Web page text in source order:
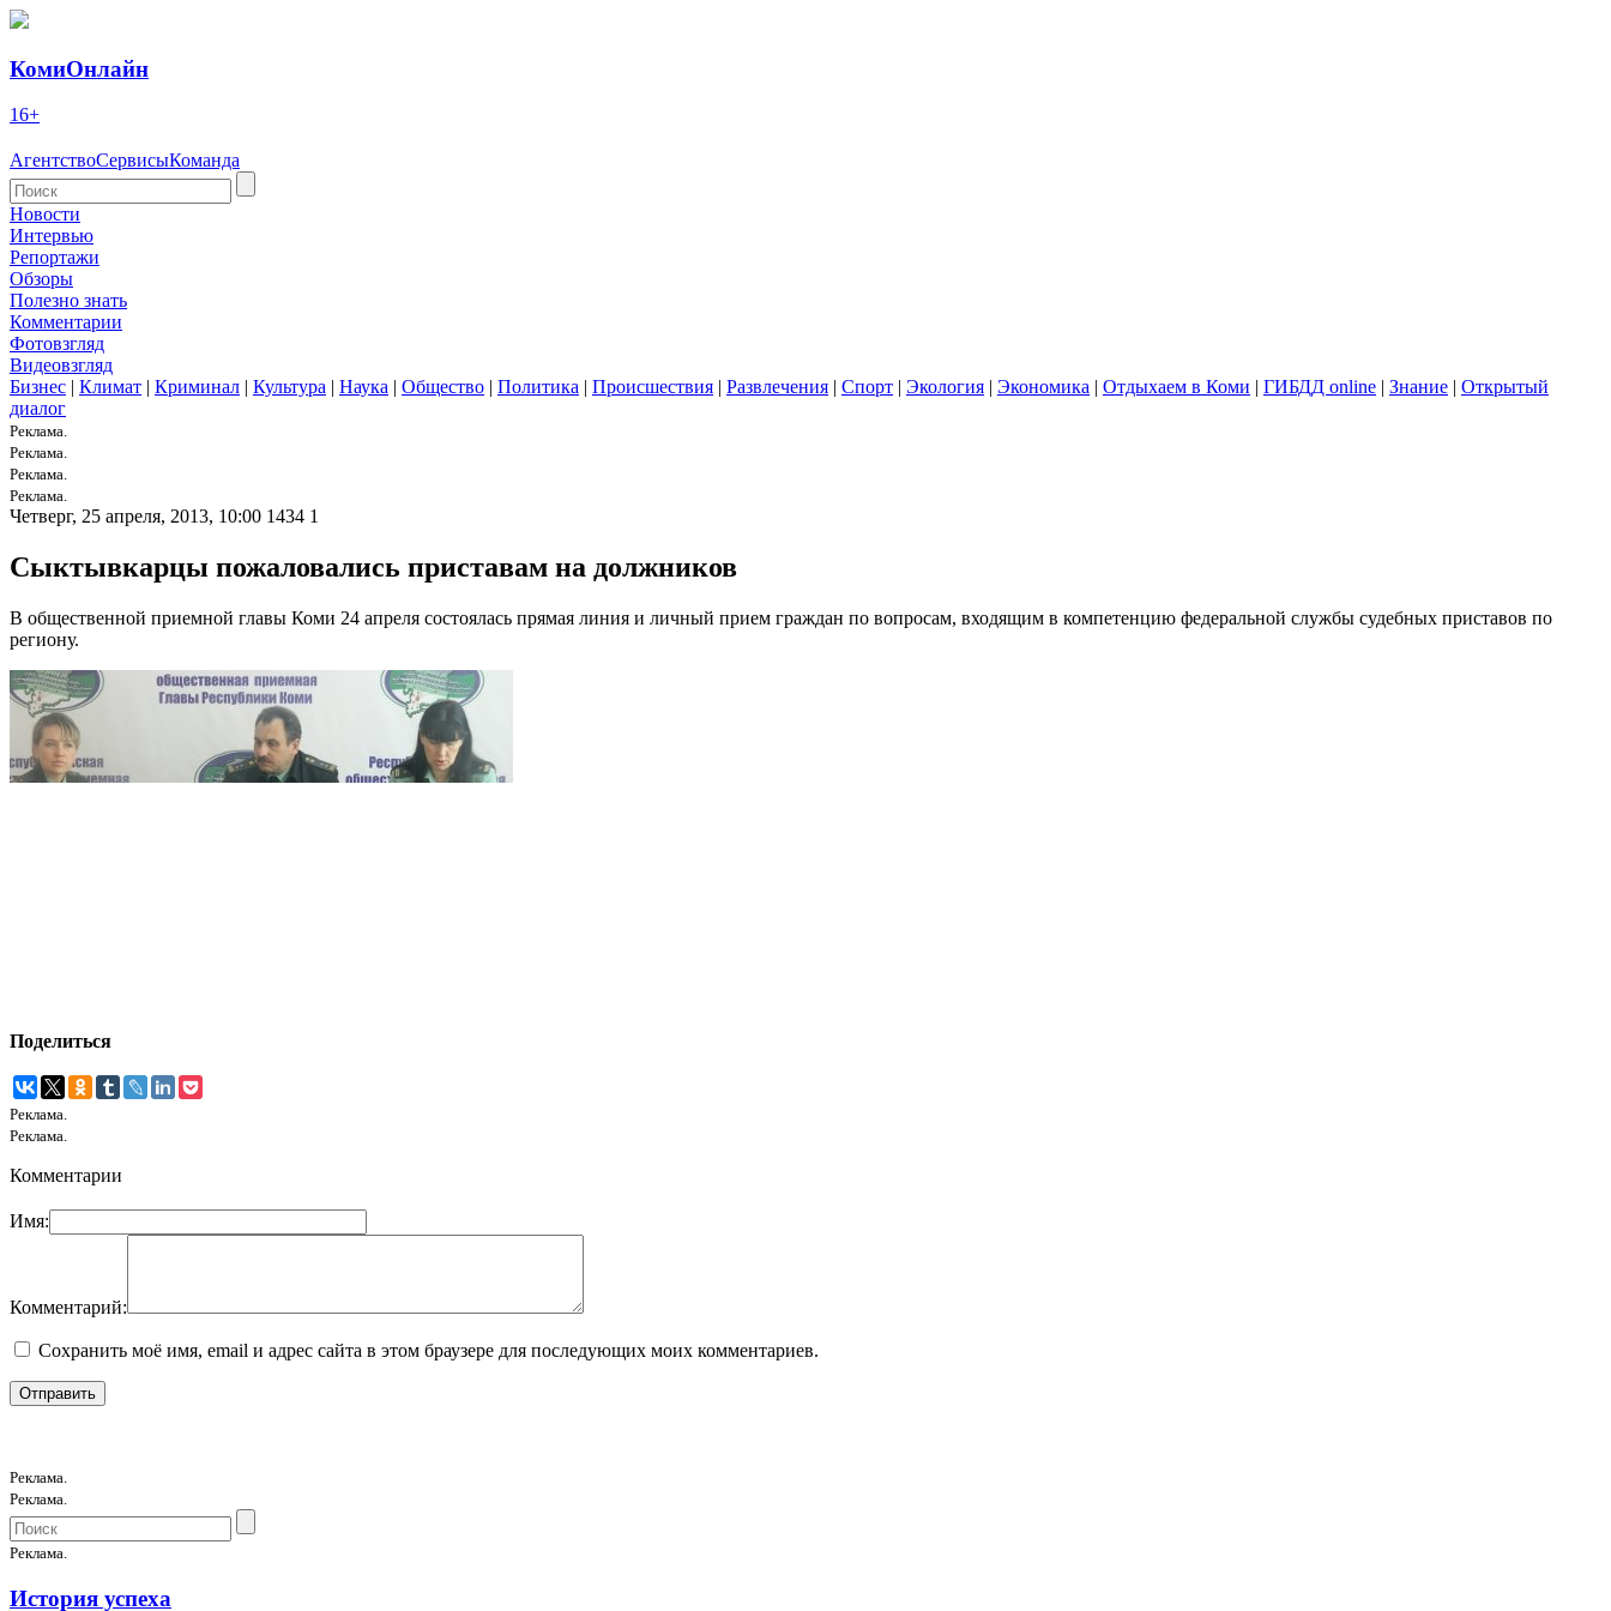
КомиОнлайн
16+
АгентствоСервисыКоманда
Новости
Интервью
Репортажи
Обзоры
Полезно знать
Комментарии
Фотовзгляд
Видеовзгляд
Бизнес | Климат | Криминал | Культура | Наука | Общество | Политика | Происшествия | Развлечения | Спорт | Экология | Экономика | Отдыхаем в Коми | ГИБДД online | Знание | Открытый
диалог
Реклама.
Реклама.
Реклама.
Реклама.
Четверг, 25 апреля, 2013, 10:00 1434 1
Сыктывкарцы пожаловались приставам на должников
В общественной приемной главы Коми 24 апреля состоялась прямая линия и личный прием граждан по вопросам, входящим в компетенцию федеральной службы судебных приставов по
региону.
Поделиться
Реклама.
Реклама.
Комментарии
Имя:
Комментарий:
Сохранить моё имя, email и адрес сайта в этом браузере для последующих моих комментариев.
Реклама.
Реклама.
Реклама.
История успеха